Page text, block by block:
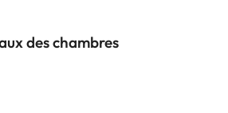
des chambres